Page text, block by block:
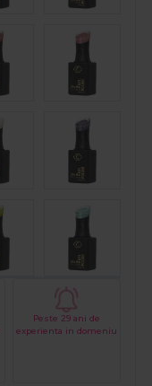
Peste 29 ani de
experienta in domeniu